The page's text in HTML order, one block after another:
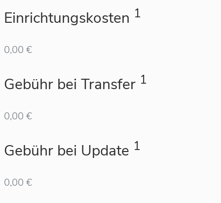
Einrichtungskosten 1
0,00 €
Gebühr bei Transfer 1
0,00 €
Gebühr bei Update 1
0,00 €